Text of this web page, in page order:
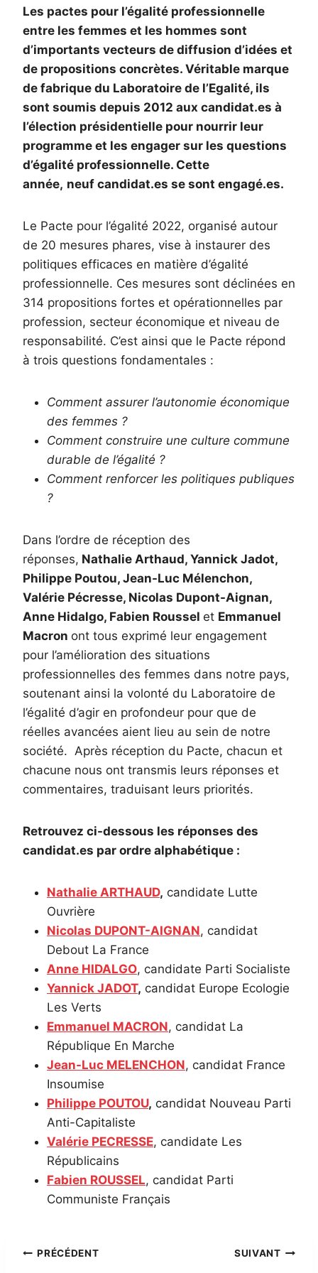
Les pactes pour l’égalité professionnelle
entre les femmes et les hommes sont
d’importants vecteurs de diffusion d’idées et
de propositions concrètes. Véritable marque
de fabrique du Laboratoire de l’Egalité, ils
sont soumis depuis 2012 aux candidat.es à
l’élection présidentielle pour nourrir leur
programme et les engager sur les questions
d’égalité professionnelle. Cette
année, neuf candidat.es se sont engagé.es.
Le Pacte pour l’égalité 2022, organisé autour
de 20 mesures phares, vise à instaurer des
politiques efficaces en matière d’égalité
professionnelle. Ces mesures sont déclinées en
314 propositions fortes et opérationnelles par
profession, secteur économique et niveau de
responsabilité. C’est ainsi que le Pacte répond
à trois questions fondamentales :
Comment assurer l’autonomie économique
des femmes ?
Comment construire une culture commune
durable de l’égalité ?
Comment renforcer les politiques publiques
?
Dans l’ordre de réception des
réponses, Nathalie Arthaud, Yannick Jadot,
Philippe Poutou, Jean-Luc Mélenchon,
Valérie Pécresse, Nicolas Dupont-Aignan,
Anne Hidalgo, Fabien Roussel et Emmanuel
Macron ont tous exprimé leur engagement
pour l’amélioration des situations
professionnelles des femmes dans notre pays,
soutenant ainsi la volonté du Laboratoire de
l’égalité d’agir en profondeur pour que de
réelles avancées aient lieu au sein de notre
société. Après réception du Pacte, chacun et
chacune nous ont transmis leurs réponses et
commentaires, traduisant leurs priorités.
Retrouvez ci-dessous les réponses des
candidat.es par ordre alphabétique :
Nathalie ARTHAUD, candidate Lutte
Ouvrière
Nicolas DUPONT-AIGNAN, candidat
Debout La France
Anne HIDALGO, candidate Parti Socialiste
Yannick JADOT, candidat Europe Ecologie
Les Verts
Emmanuel MACRON, candidat La
République En Marche
Jean-Luc MELENCHON, candidat France
Insoumise
Philippe POUTOU, candidat Nouveau Parti
Anti-Capitaliste
Valérie PECRESSE, candidate Les
Républicains
Fabien ROUSSEL, candidat Parti
Communiste Français
Navigation
PRÉCÉDENT SUIVANT